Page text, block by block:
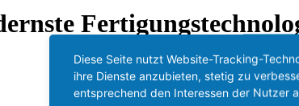
Diese Seite nutzt Website-Tracking-
ihre Dienste anzubieten, stetig zu
entsprechend den Interessen der Nutzer